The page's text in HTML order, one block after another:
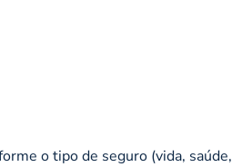
o tipo de seguro (vida, saúde,